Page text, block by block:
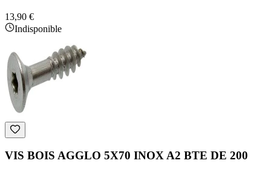
13,90 €
Indisponible
VIS BOIS AGGLO 5X70 INOX A2 BTE DE 200